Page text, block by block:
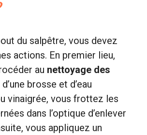
du salpêtre, vous devez
actions. En premier lieu,
au nettoyage des
d’une brosse et d’eau
vinaigrée, vous frottez les
dans l’optique d’enlever
vous appliquez un